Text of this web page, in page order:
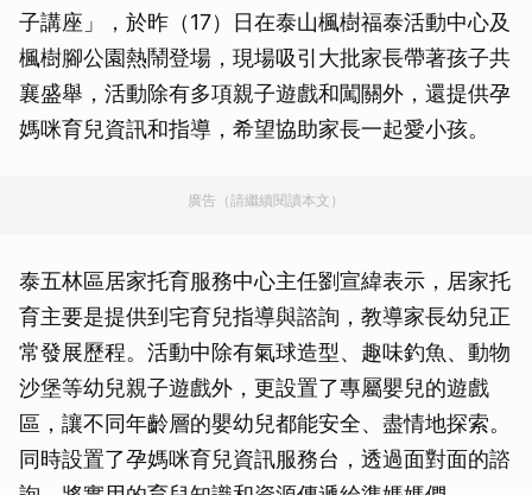
子講座」，於昨（17）日在泰山楓樹福泰活動中心及
楓樹腳公園熱鬧登場，現場吸引大批家長帶著孩子共
襄盛舉，活動除有多項親子遊戲和闖關外，還提供孕
媽咪育兒資訊和指導，希望協助家長一起愛小孩。
廣告（請繼續閱讀本文）
泰五林區居家托育服務中心主任劉宣緯表示，居家托
育主要是提供到宅育兒指導與諮詢，教導家長幼兒正
常發展歷程。活動中除有氣球造型、趣味釣魚、動物
沙堡等幼兒親子遊戲外，更設置了專屬嬰兒的遊戲
區，讓不同年齡層的嬰幼兒都能安全、盡情地探索。
同時設置了孕媽咪育兒資訊服務台，透過面對面的諮